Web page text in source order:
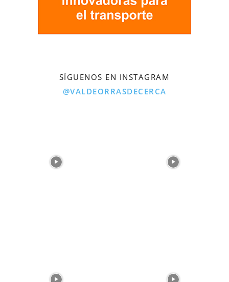
SÍGUENOS EN INSTAGRAM
@VALDEORRASDECERCA